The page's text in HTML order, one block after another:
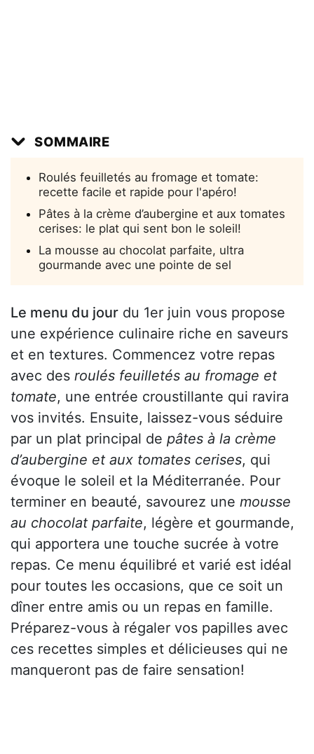
SOMMAIRE
Roulés feuilletés au fromage et tomate:
recette facile et rapide pour l'apéro!
Pâtes à la crème d’aubergine et aux tomates
cerises: le plat qui sent bon le soleil!
La mousse au chocolat parfaite, ultra
gourmande avec une pointe de sel
Le menu du jour du 1er juin vous propose
une expérience culinaire riche en saveurs
et en textures. Commencez votre repas
avec des roulés feuilletés au fromage et
tomate, une entrée croustillante qui ravira
vos invités. Ensuite, laissez-vous séduire
par un plat principal de pâtes à la crème
d’aubergine et aux tomates cerises, qui
évoque le soleil et la Méditerranée. Pour
terminer en beauté, savourez une mousse
au chocolat parfaite, légère et gourmande,
qui apportera une touche sucrée à votre
repas. Ce menu équilibré et varié est idéal
pour toutes les occasions, que ce soit un
dîner entre amis ou un repas en famille.
Préparez-vous à régaler vos papilles avec
ces recettes simples et délicieuses qui ne
manqueront pas de faire sensation!